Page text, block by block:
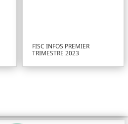
FISC INFOS PREMIER
TRIMESTRE 2023